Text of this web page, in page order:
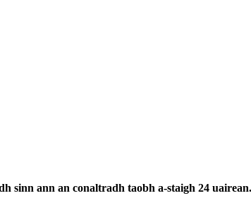
sinn ann an conaltradh taobh a-staigh 24 uairean.